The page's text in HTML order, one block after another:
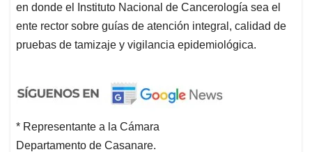
en donde el Instituto Nacional de Cancerología sea el
ente rector sobre guías de atención integral, calidad de
pruebas de tamizaje y vigilancia epidemiológica.
* Representante a la Cámara
Departamento de Casanare.